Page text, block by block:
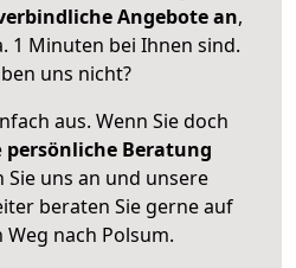
Angebote an,
1 Minuten bei Ihnen sind.
uns nicht?
aus. Wenn Sie doch
persönliche Beratung
uns an und unsere
beraten Sie gerne auf
nach Polsum.